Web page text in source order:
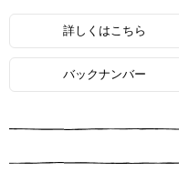
詳しくはこちら
バックナンバー